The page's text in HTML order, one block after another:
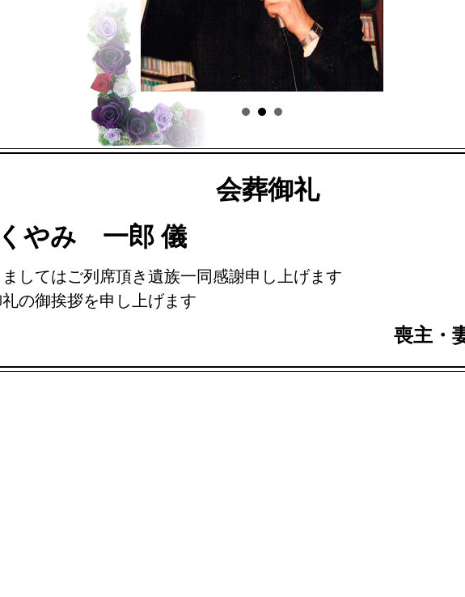
会葬御礼
やみ 一郎 儀
してはご列席頂き遺族一同感謝申し上げます
の御挨拶を申し上げます
喪主